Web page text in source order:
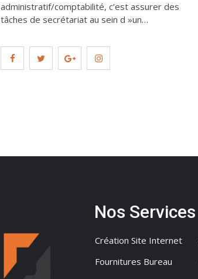
administratif/comptabilité, c’est assurer des
tâches de secrétariat au sein d »un…
Nos Services
Création Site Internet
Fournitures Bureau